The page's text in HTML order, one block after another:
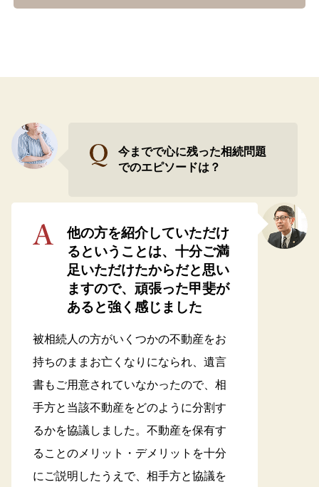
今までで心に残った相続問題
でのエピソードは？
他の方を紹介していただけ
るということは、十分ご満
足いただけたからだと思い
ますので、頑張った甲斐が
あると強く感じました
被相続人の方がいくつかの不動産をお
持ちのままお亡くなりになられ、遺言
書もご用意されていなかったので、相
手方と当該不動産をどのように分割す
るかを協議しました。不動産を保有す
ることのメリット・デメリットを十分
にご説明したうえで、相手方と協議を